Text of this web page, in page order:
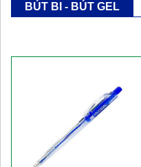
BÚT BI - BÚT GEL